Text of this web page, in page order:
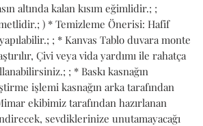
altında kalan kısım eğimlidir.; ;
) * Temizleme Önerisi: Hafif
; * Kanvas Tablo duvara monte
Çivi veya vida yardımı ile rahatça
; * Baskı kasnağın
işlemi kasnağın arka tarafından
ekibimiz tarafından hazırlanan
sevdiklerinize unutamayacağı